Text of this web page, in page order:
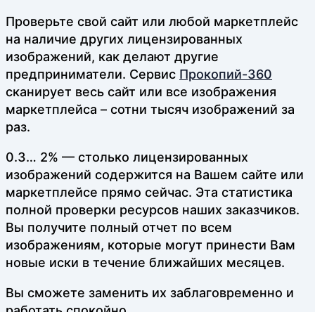
Проверьте свой сайт или любой маркетплейс
на наличие других лицензированных
изображений, как делают другие
предприниматели. Сервис Прокопий-360
сканирует весь сайт или все изображения
маркетплейса – сотни тысяч изображений за
раз.
0.3… 2% — столько лицензированных
изображений содержится на Вашем сайте или
маркетплейсе прямо сейчас. Эта статистика
полной проверки ресурсов наших заказчиков.
Вы получите полный отчет по всем
изображениям, которые могут принести Вам
новые иски в течение ближайших месяцев.
Вы сможете заменить их заблаговременно и